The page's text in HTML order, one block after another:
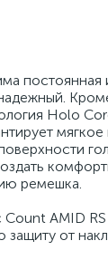
постоянная
Holo
ремешка.
AMID
от